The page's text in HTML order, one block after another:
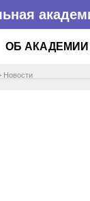
ОБ АКАДЕМИИ
Новости